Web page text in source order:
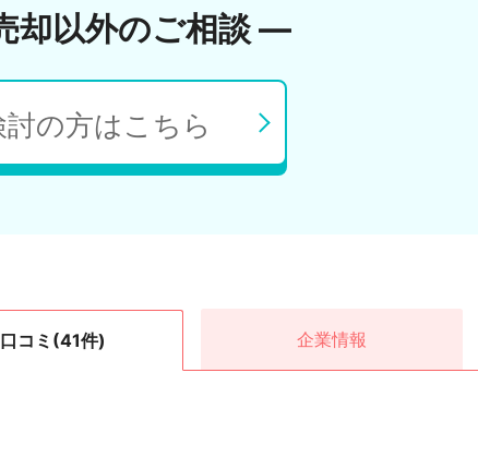
却以外のご相談 ―
の方はこちら
口コミ (41件) 企業情報